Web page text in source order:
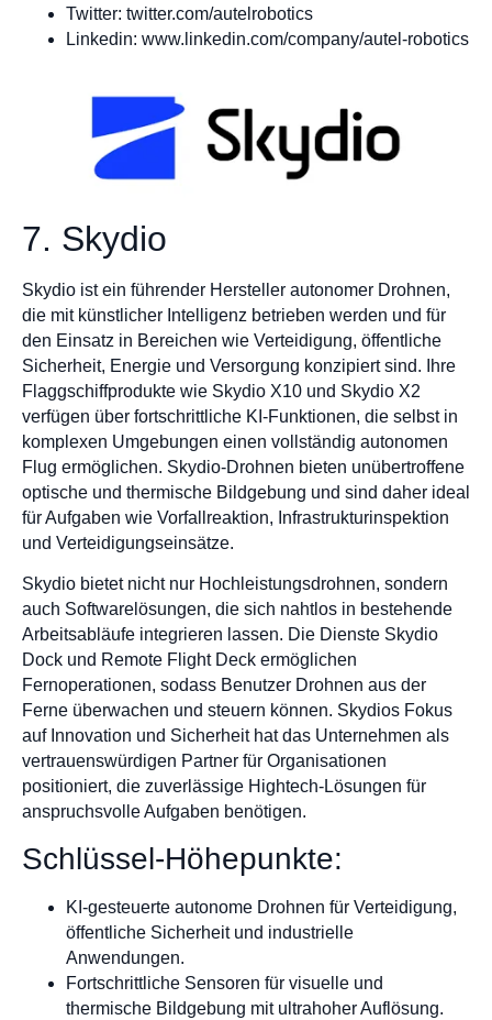
Twitter: twitter.com/autelrobotics
Linkedin: www.linkedin.com/company/autel-robotics
7. Skydio
Skydio ist ein führender Hersteller autonomer Drohnen,
die mit künstlicher Intelligenz betrieben werden und für
den Einsatz in Bereichen wie Verteidigung, öffentliche
Sicherheit, Energie und Versorgung konzipiert sind. Ihre
Flaggschiffprodukte wie Skydio X10 und Skydio X2
verfügen über fortschrittliche KI-Funktionen, die selbst in
komplexen Umgebungen einen vollständig autonomen
Flug ermöglichen. Skydio-Drohnen bieten unübertroffene
optische und thermische Bildgebung und sind daher ideal
für Aufgaben wie Vorfallreaktion, Infrastrukturinspektion
und Verteidigungseinsätze.
Skydio bietet nicht nur Hochleistungsdrohnen, sondern
auch Softwarelösungen, die sich nahtlos in bestehende
Arbeitsabläufe integrieren lassen. Die Dienste Skydio
Dock und Remote Flight Deck ermöglichen
Fernoperationen, sodass Benutzer Drohnen aus der
Ferne überwachen und steuern können. Skydios Fokus
auf Innovation und Sicherheit hat das Unternehmen als
vertrauenswürdigen Partner für Organisationen
positioniert, die zuverlässige Hightech-Lösungen für
anspruchsvolle Aufgaben benötigen.
Schlüssel-Höhepunkte:
KI-gesteuerte autonome Drohnen für Verteidigung,
öffentliche Sicherheit und industrielle
Anwendungen.
Fortschrittliche Sensoren für visuelle und
thermische Bildgebung mit ultrahoher Auflösung.